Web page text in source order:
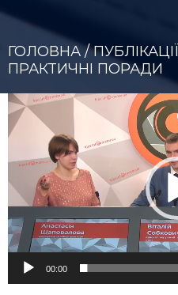
ГОЛОВНА/ПУБЛІКАЦІЇ
ПРАКТИЧНІ ПОРАДИ
Відеопрогравач
00:00